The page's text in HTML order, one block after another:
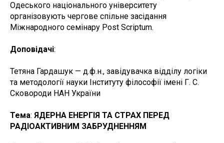
Одеського національного університету
організовують чергове спільне засідання
Міжнародного семінару Post Scriptum.
Доповідачі:
Тетяна Гардашук — д.ф.н., завідувачка відділу логіки
та методології науки Інституту філософії імені Г. С.
Сковороди НАН України
Тема: ЯДЕРНА ЕНЕРГІЯ ТА СТРАХ ПЕРЕД
РАДІОАКТИВНИМ ЗАБРУДНЕННЯМ